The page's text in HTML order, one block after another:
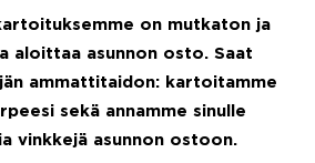
on mutkaton ja
aloittaa asunnon osto. Saat
ammattitaidon: kartoitamme
sekä annamme sinulle
vinkkejä asunnon ostoon.